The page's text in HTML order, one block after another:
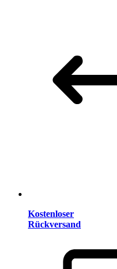
Kostenloser
Rückversand